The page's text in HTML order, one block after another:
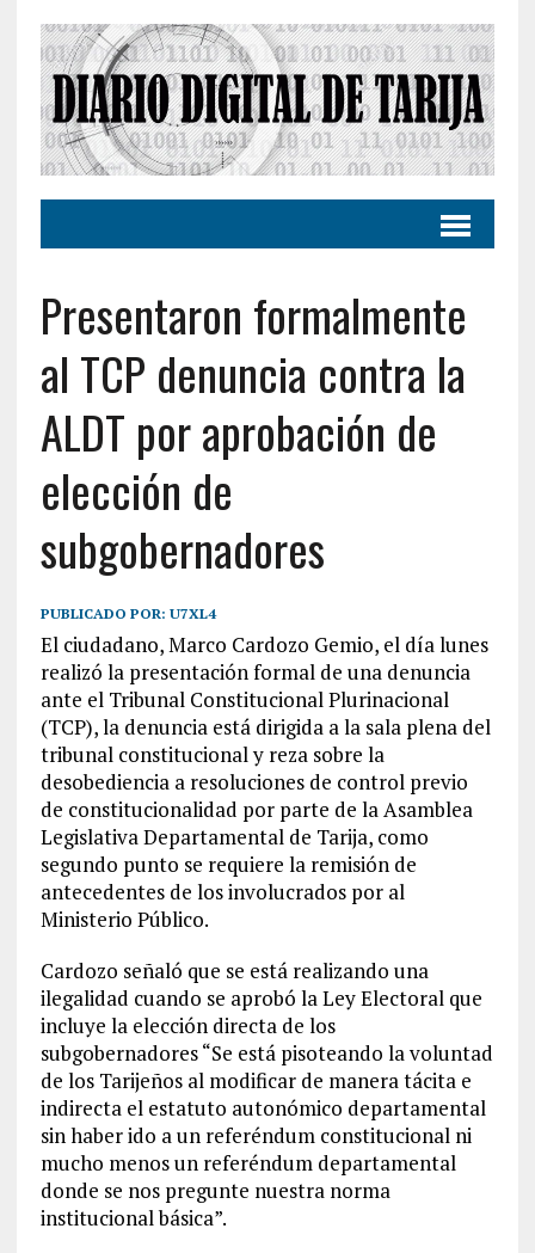
Presentaron formalmente
al TCP denuncia contra la
ALDT por aprobación de
elección de
subgobernadores
PUBLICADO POR: U7XL4
El ciudadano, Marco Cardozo Gemio, el día lunes
realizó la presentación formal de una denuncia
ante el Tribunal Constitucional Plurinacional
(TCP), la denuncia está dirigida a la sala plena del
tribunal constitucional y reza sobre la
desobediencia a resoluciones de control previo
de constitucionalidad por parte de la Asamblea
Legislativa Departamental de Tarija, como
segundo punto se requiere la remisión de
antecedentes de los involucrados por al
Ministerio Público.
Cardozo señaló que se está realizando una
ilegalidad cuando se aprobó la Ley Electoral que
incluye la elección directa de los
subgobernadores “Se está pisoteando la voluntad
de los Tarijeños al modificar de manera tácita e
indirecta el estatuto autonómico departamental
sin haber ido a un referéndum constitucional ni
mucho menos un referéndum departamental
donde se nos pregunte nuestra norma
institucional básica”.